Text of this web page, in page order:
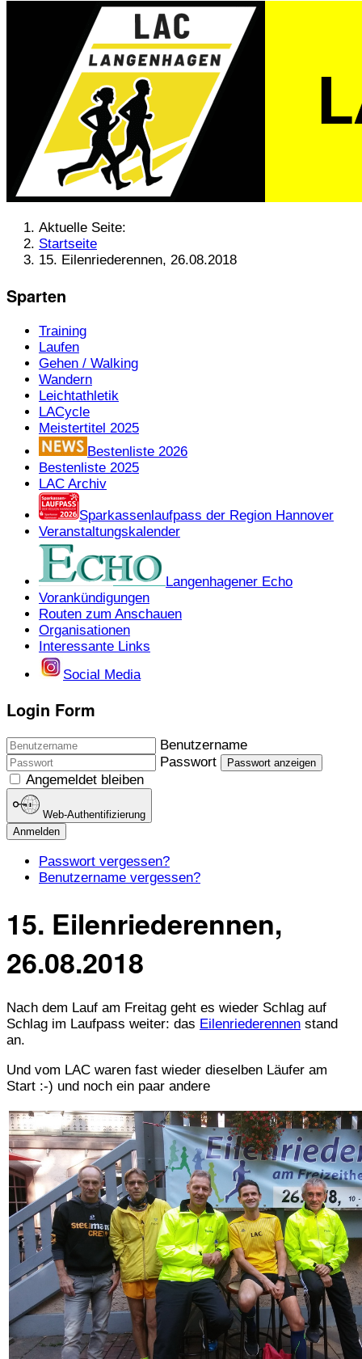
Aktuelle Seite:
Startseite
15. Eilenriederennen, 26.08.2018
Sparten
Training
Laufen
Gehen / Walking
Wandern
Leichtathletik
LACycle
Meistertitel 2025
Bestenliste 2026
Bestenliste 2025
LAC Archiv
Sparkassenlaufpass der Region Hannover
Veranstaltungskalender
Langenhagener Echo
Vorankündigungen
Routen zum Anschauen
Organisationen
Interessante Links
Social Media
Login Form
Benutzername
Passwort
Passwort anzeigen
Angemeldet bleiben
Web-Authentifizierung
Anmelden
Passwort vergessen?
Benutzername vergessen?
15. Eilenriederennen,
26.08.2018
Nach dem Lauf am Freitag geht es wieder Schlag auf
Schlag im Laufpass weiter: das Eilenriederennen stand
an.
Und vom LAC waren fast wieder dieselben Läufer am
Start :-) und noch ein paar andere